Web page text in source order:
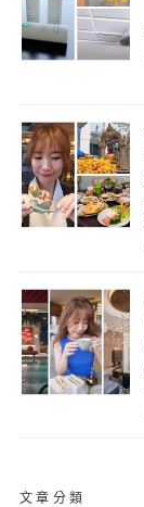
文章分類